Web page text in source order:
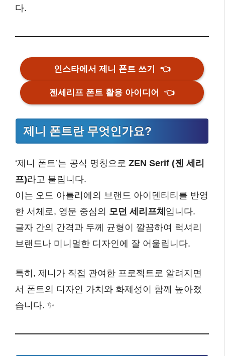
다.
인스타에서 제니 폰트 쓰기 👈
젠세리프 폰트 활용 아이디어 👈
제니 폰트란 무엇인가요?
‘제니 폰트’는 공식 명칭으로 ZEN Serif (젠 세리
프)라고 불립니다.
이는 오드 아틀리에의 브랜드 아이덴티티를 반영
한 서체로, 영문 중심의 모던 세리프체 입니다.
글자 간의 간격과 두께 균형이 깔끔하여 럭셔리
브랜드나 미니멀한 디자인에 잘 어울립니다.
특히, 제니가 직접 관여한 프로젝트로 알려지면
서 폰트의 디자인 가치와 화제성이 함께 높아졌
습니다. ✨